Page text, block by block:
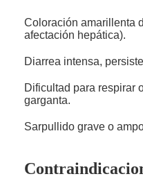
Coloración amarillenta
afectación hepática).
Diarrea intensa,
Dificultad para respirar
garganta.
Sarpullido grave o